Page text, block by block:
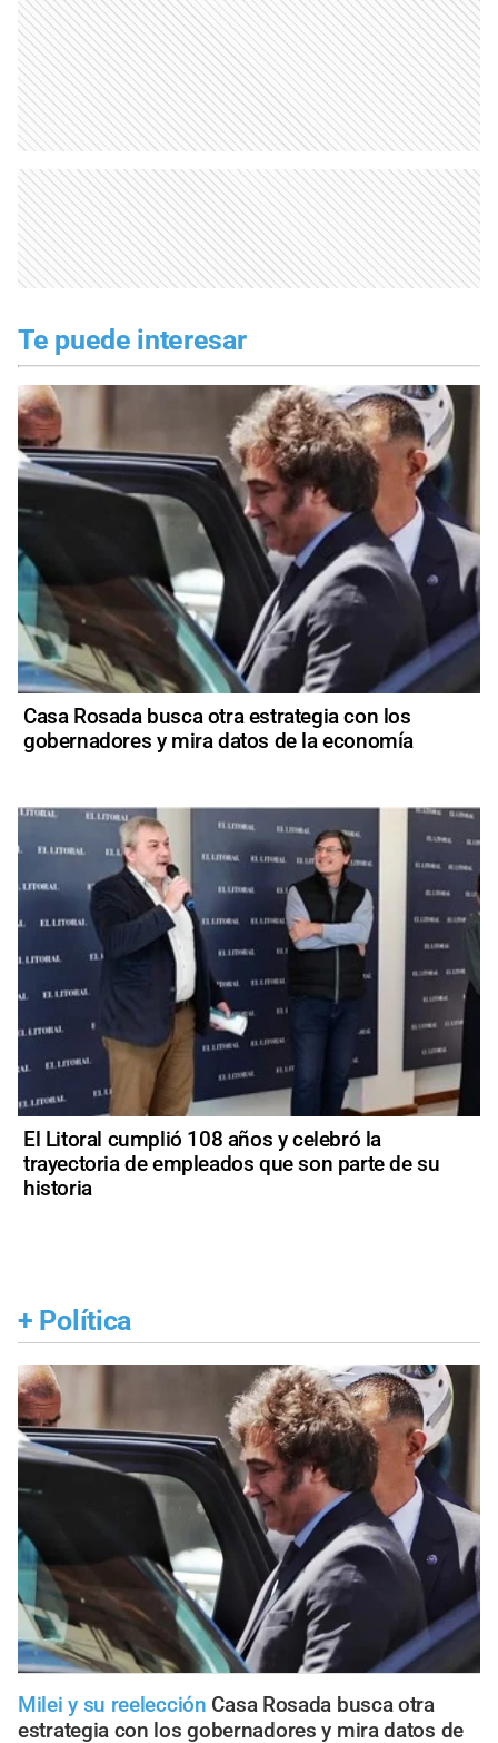
Te puede interesar
Casa Rosada busca otra estrategia con los
gobernadores y mira datos de la economía
El Litoral cumplió 108 años y celebró la
trayectoria de empleados que son parte de su
historia
+ Política
Milei y su reelección Casa Rosada busca otra
estrategia con los gobernadores y mira datos de